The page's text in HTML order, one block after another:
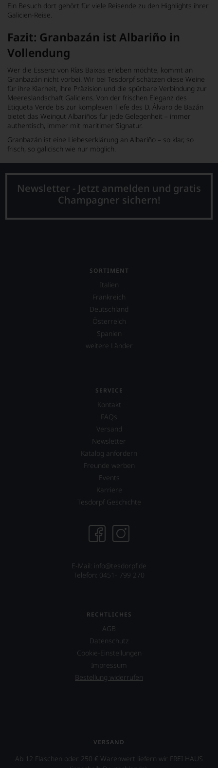
Ein Besuch dort gehört für viele Reisende zu den Highlights ihrer
Galicien-Reise.
Fazit: Granbazán ist Albariño in
Vollendung
Wer die Essenz von Rías Baixas erleben möchte, kommt an
Granbazán nicht vorbei. Wir bei Tesdorpf schätzen diese Weine
für ihre Klarheit, ihre Präzision und die spürbare Verbindung zur
Meereslandschaft Galiciens. Von der frischen Eleganz des
Etiqueta Verde bis zur komplexen Tiefe des D. Álvaro de Bazán
bietet das Weingut Albariños für jede Gelegenheit – immer
authentisch, immer mit maritimer Signatur.
Granbazán ist eine Liebeserklärung an Albariño – so klar, so
frisch, so galicisch wie nur möglich.
Newsletter - Jetzt anmelden und gratis
Champagner sichern!
SORTIMENT
Italien
Frankreich
Deutschland
Österreich
Spanien
weitere Länder
SERVICE
Kontakt
FAQs
Versand
Newsletter
Katalog anfordern
Freunde werben
Events
Karriere
Tesdorpf Geschichte
E-Mail: info@tesdorpf.de
Telefon: 0451- 799 270
RECHTLICHES
AGB
Datenschutz
Cookie-Einstellungen
Impressum
Bestellung widerrufen
VERSAND
Ab 12 Flaschen oder 250 € Warenwert liefern wir FREI HAUS